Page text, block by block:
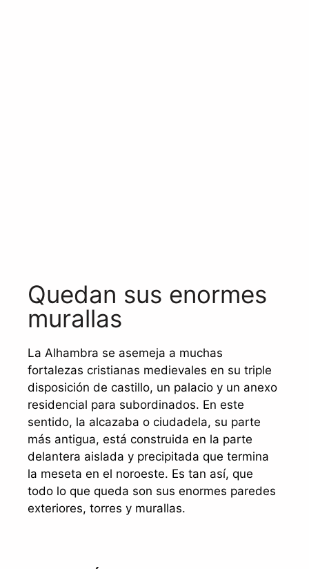
Quedan sus enormes
murallas
La Alhambra se asemeja a muchas
fortalezas cristianas medievales en su triple
disposición de castillo, un palacio y un anexo
residencial para subordinados. En este
sentido, la alcazaba o ciudadela, su parte
más antigua, está construida en la parte
delantera aislada y precipitada que termina
la meseta en el noroeste. Es tan así, que
todo lo que queda son sus enormes paredes
exteriores, torres y murallas.